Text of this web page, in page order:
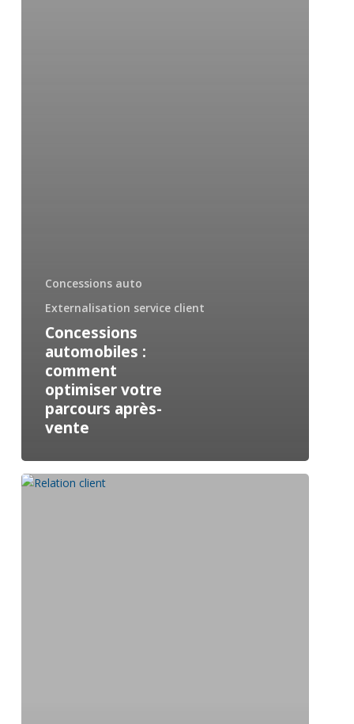
Concessions auto
Externalisation service client
Concessions
automobiles :
comment
optimiser votre
parcours après-
vente